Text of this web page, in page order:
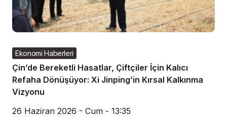
Ekonomi Haberleri
Çin’de Bereketli Hasatlar, Çiftçiler İçin Kalıcı
Refaha Dönüşüyor: Xi Jinping’in Kırsal Kalkınma
Vizyonu
26 Haziran 2026 - Cum - 13:35